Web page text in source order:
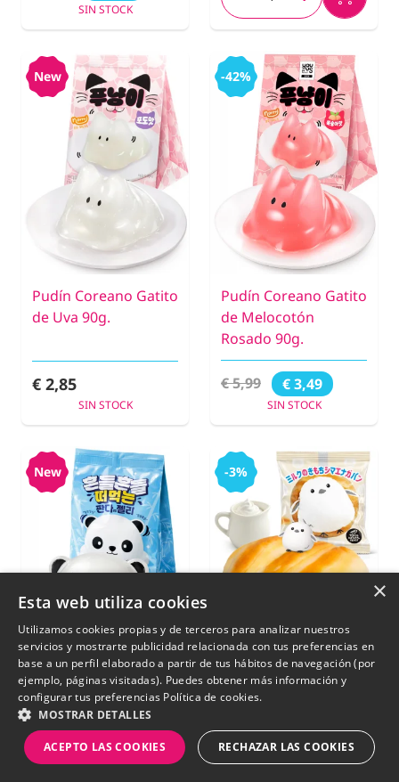
SIN STOCK
New
Pudín Coreano Gatito
de Uva 90g.
€ 2,85
SIN STOCK
-42%
Pudín Coreano Gatito
de Melocotón
Rosado 90g.
€ 5,99 € 3,49
SIN STOCK
New
Pudín Coreano
Panda de Uva 68g.
-3%
Brioche de Leche de
Shimaenaga | Tokyo
Bread 100g.
×
Esta web utiliza cookies
Utilizamos cookies propias y de terceros para analizar nuestros
servicios y mostrarte publicidad relacionada con tus preferencias en
base a un perfil elaborado a partir de tus hábitos de navegación (por
ejemplo, páginas visitadas). Puedes obtener más información y
configurar tus preferencias Política de cookies.
MOSTRAR DETALLES
ACEPTO LAS COOKIES RECHAZAR LAS COOKIES